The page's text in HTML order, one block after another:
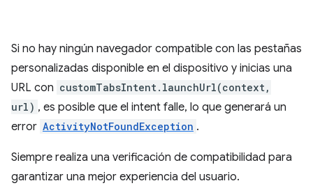
Si no hay ningún navegador compatible con las pestañas
personalizadas disponible en el dispositivo y inicias una
URL con customTabsIntent.launchUrl(context,
url) , es posible que el intent falle, lo que generará un
error ActivityNotFoundException .
Siempre realiza una verificación de compatibilidad para
garantizar una mejor experiencia del usuario.